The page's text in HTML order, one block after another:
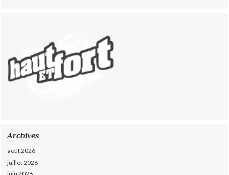
Archives
août 2026
juillet 2026